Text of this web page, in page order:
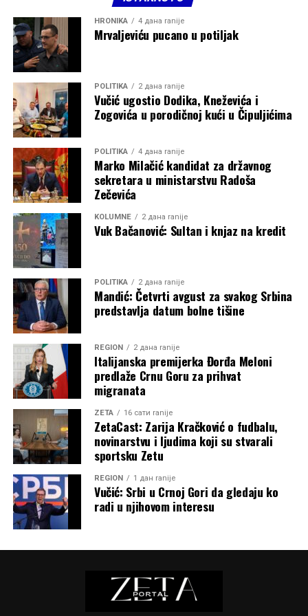
HRONIKA 4 дана ranije
Mrvaljeviću pucano u potiljak
POLITIKA 2 дана ranije
Vučić ugostio Dodika, Kneževića i
Zogovića u porodičnoj kući u Čipuljićima
POLITIKA 4 дана ranije
Marko Milačić kandidat za državnog
sekretara u ministarstvu Radoša
Zečevića
KOLUMNE 2 дана ranije
Vuk Bačanović: Sultan i knjaz na kredit
POLITIKA 2 дана ranije
Mandić: Četvrti avgust za svakog Srbina
predstavlja datum bolne tišine
REGION 2 дана ranije
Italijanska premijerka Đorđa Meloni
predlaže Crnu Goru za prihvat
migranata
ZETA 16 сати ranije
ZetaCast: Zarija Kračković o fudbalu,
novinarstvu i ljudima koji su stvarali
sportsku Zetu
REGION 1 дан ranije
Vučić: Srbi u Crnoj Gori da gledaju ko
radi u njihovom interesu